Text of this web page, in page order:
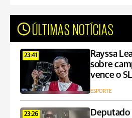
ÚLTIMAS NOTÍCIAS
23:41
Rayssa
sobre
vence o
ESPORTE
23:26